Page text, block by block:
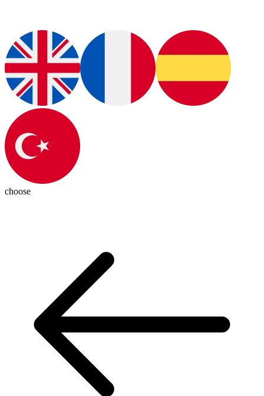
choose